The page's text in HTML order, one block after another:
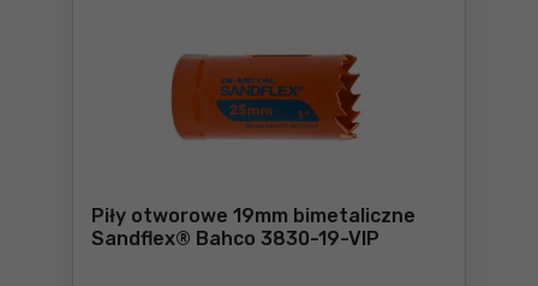
Piły otworowe 19mm bimetaliczne
Sandflex® Bahco 3830-19-VIP